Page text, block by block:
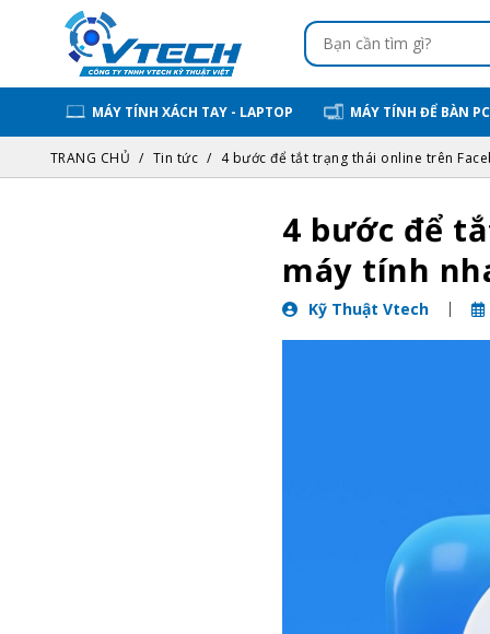
MÁY TÍNH XÁCH TAY - LAPTOP MÁY TÍNH ĐỂ BÀN PC
TRANG CHỦ Tin tức 4 bước để tắt trạng thái online trên
4 bước để
máy tính
Kỹ Thuật Vtech